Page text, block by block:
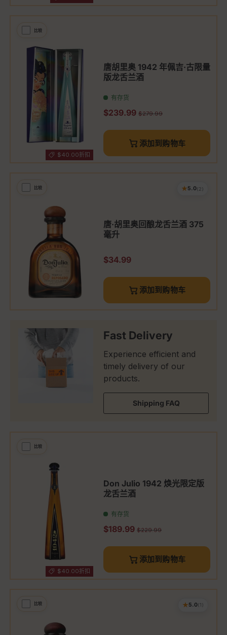
比较
$40.00折扣
唐胡里奥 1942 年佩吉·古限量
版龙舌兰酒
有存货
促销价
$239.99 原价
$279.99
添加到购物车
比较 ★5.0(2)
唐·胡里奥回酿龙舌兰酒 375
毫升
原价
$34.99
添加到购物车
Fast Delivery
Experience efficient and
timely delivery of our
products.
Shipping FAQ
比较
$40.00折扣
Don Julio 1942 焕光限定版
龙舌兰酒
有存货
促销价
$189.99 原价
$229.99
添加到购物车
比较 ★5.0(1)